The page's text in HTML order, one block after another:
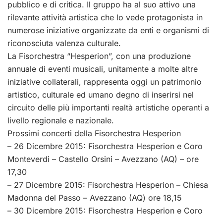
pubblico e di critica. Il gruppo ha al suo attivo una
rilevante attività artistica che lo vede protagonista in
numerose iniziative organizzate da enti e organismi di
riconosciuta valenza culturale.
La Fisorchestra “Hesperion”, con una produzione
annuale di eventi musicali, unitamente a molte altre
iniziative collaterali, rappresenta oggi un patrimonio
artistico, culturale ed umano degno di inserirsi nel
circuito delle più importanti realtà artistiche operanti a
livello regionale e nazionale.
Prossimi concerti della Fisorchestra Hesperion
– 26 Dicembre 2015: Fisorchestra Hesperion e Coro
Monteverdi – Castello Orsini – Avezzano (AQ) – ore
17,30
– 27 Dicembre 2015: Fisorchestra Hesperion – Chiesa
Madonna del Passo – Avezzano (AQ) ore 18,15
– 30 Dicembre 2015: Fisorchestra Hesperion e Coro